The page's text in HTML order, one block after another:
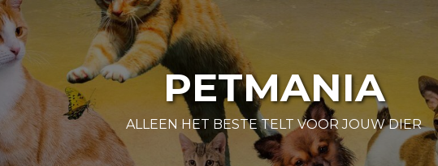
PETMANIA
ALLEEN HET BESTE TELT VOOR JOUW DIER